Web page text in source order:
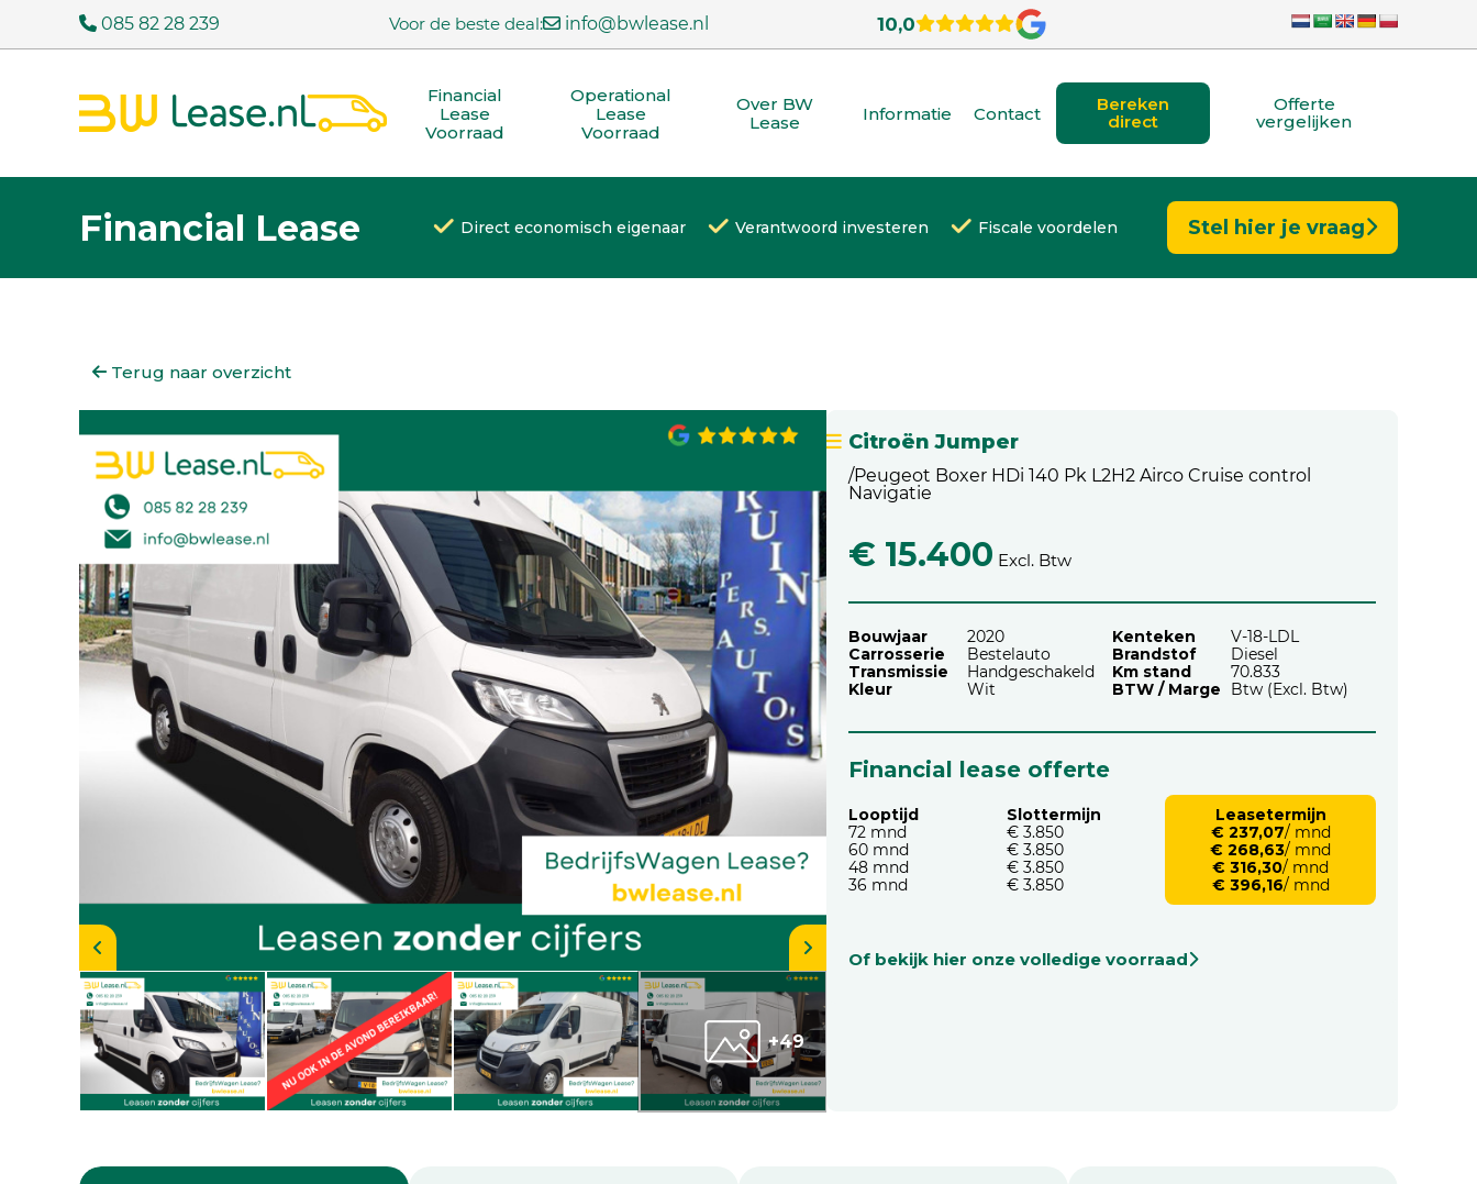
085 82 28 239 Voor de beste deal: info@bwlease.nl 10,0
Financial
Lease
Voorraad
Operational
Lease
Voorraad
Over BW
Lease
Informatie Contact
Bereken
direct
Offerte
vergelijken
Financial Lease Direct economisch eigenaar Verantwoord investeren Fiscale voordelen Stel hier je vraag
Terug naar overzicht
+49
Citroën Jumper
/Peugeot Boxer HDi 140 Pk L2H2 Airco Cruise control
Navigatie
€ 15.400 Excl. Btw
Bouwjaar
2020
Carrosserie
Bestelauto
Transmissie
Handgeschakeld
Kleur
Wit
Kenteken
V-18-LDL
Brandstof
Diesel
Km stand
70.833
BTW / Marge
Btw (Excl. Btw)
Financial lease offerte
Looptijd
72 mnd
60 mnd
48 mnd
36 mnd
Slottermijn
€ 3.850
€ 3.850
€ 3.850
€ 3.850
Leasetermijn
€ 237,07/ mnd
€ 268,63/ mnd
€ 316,30/ mnd
€ 396,16/ mnd
Of bekijk hier onze volledige voorraad